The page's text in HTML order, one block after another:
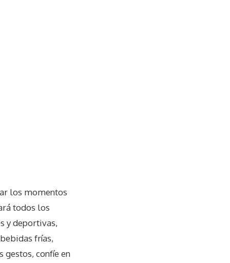
los momentos
todos los
y deportivas,
frías,
gestos, confíe en